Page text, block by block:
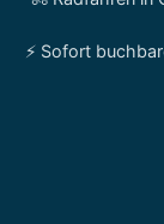
⚡ Sofort